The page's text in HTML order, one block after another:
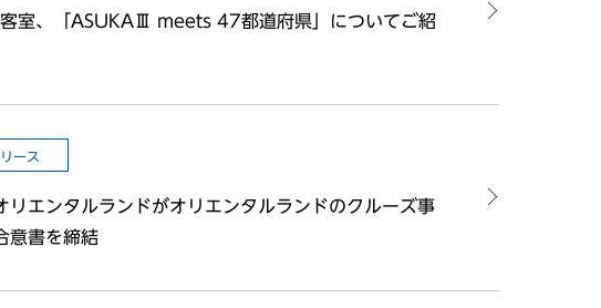
室、「ASUKAⅢ meets 47都道府県」についてご紹
ース
リエンタルランドがオリエンタルランドのクルーズ事
意書を締結